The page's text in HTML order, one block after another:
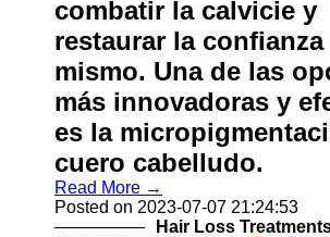
combatir la calvicie y
restaurar la
mismo. Una de las
más innovadoras y
es la
cuero cabelludo.
Read More →
Posted on 2023-07-07 21:24:53
Hair Loss